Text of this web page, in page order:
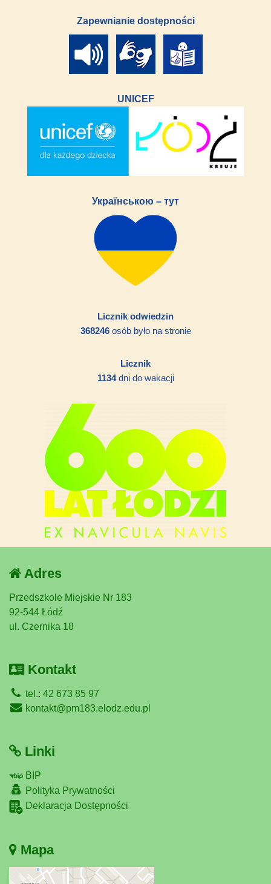
Zapewnianie dostępności
UNICEF
Українською – тут
Licznik odwiedzin
368246osób było na stronie
Licznik
1134dni do wakacji
Adres
Przedszkole Miejskie Nr 183
92-544 Łódź
ul. Czernika 18
Kontakt
tel.: 42 673 85 97
kontakt@pm183.elodz.edu.pl
Linki
BIP
Polityka Prywatności
Deklaracja Dostępności
Mapa